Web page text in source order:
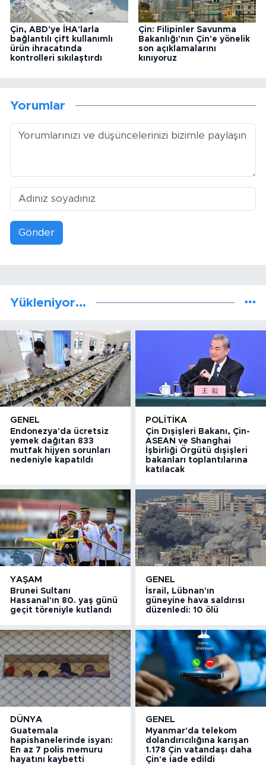
Çin, ABD'ye İHA'larla
bağlantılı çift kullanımlı
ürün ihracatında
kontrolleri sıkılaştırdı
Çin: Filipinler Savunma
Bakanlığı'nın Çin'e yönelik
son açıklamalarını
kınıyoruz
Yorumlar
Gönder
Yükleniyor...
GENEL
Endonezya'da ücretsiz
yemek dağıtan 833
mutfak hijyen sorunları
nedeniyle kapatıldı
POLITIKA
Çin Dışişleri Bakanı, Çin-
ASEAN ve Shanghai
İşbirliği Örgütü dışişleri
bakanları toplantılarına
katılacak
YAŞAM
Brunei Sultanı
Hassanal'ın 80. yaş günü
geçit töreniyle kutlandı
GENEL
İsrail, Lübnan'ın
güneyine hava saldırısı
düzenledi: 10 ölü
DÜNYA
Guatemala
hapishanelerinde isyan:
En az 7 polis memuru
hayatını kaybetti
GENEL
Myanmar'da telekom
dolandırıcılığına karışan
1.178 Çin vatandaşı daha
Çin'e iade edildi